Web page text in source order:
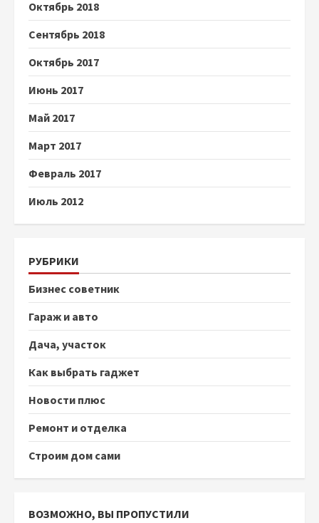
Октябрь 2018
Сентябрь 2018
Октябрь 2017
Июнь 2017
Май 2017
Март 2017
Февраль 2017
Июль 2012
РУБРИКИ
Бизнес советник
Гараж и авто
Дача, участок
Как выбрать гаджет
Новости плюс
Ремонт и отделка
Строим дом сами
ВОЗМОЖНО, ВЫ ПРОПУСТИЛИ